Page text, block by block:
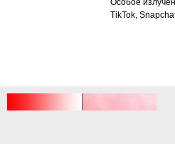
Особое
TikTok,